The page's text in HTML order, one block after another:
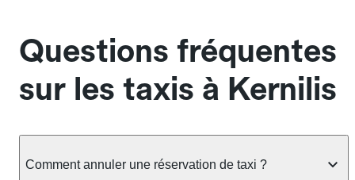
Questions fréquentes
sur les taxis à Kernilis
Comment annuler une réservation de taxi ?